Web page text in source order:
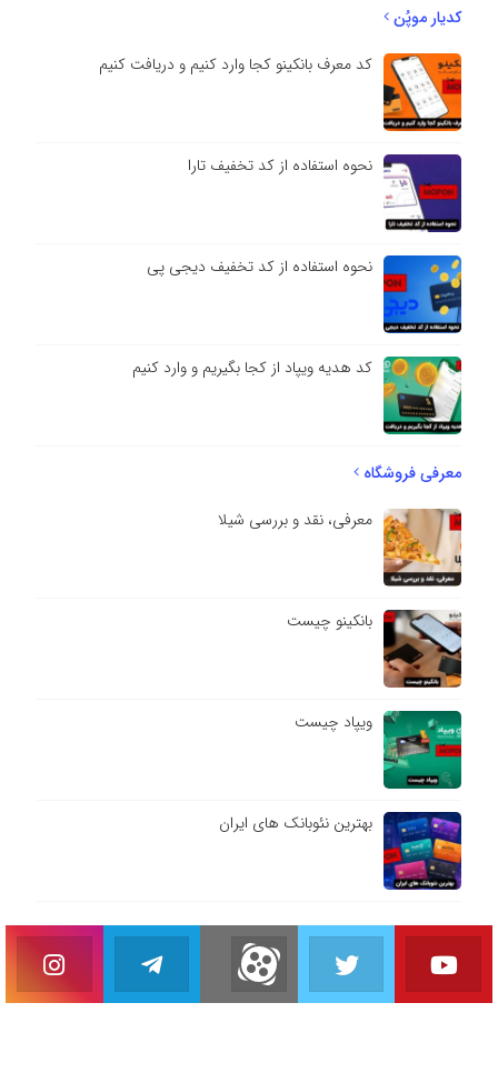
کدیار موپُن
کد معرف بانکینو کجا وارد کنیم و دریافت کنیم
نحوه استفاده از کد تخفیف تارا
نحوه استفاده از کد تخفیف دیجی پی
کد هدیه ویپاد از کجا بگیریم و وارد کنیم
معرفی فروشگاه
معرفی، نقد و بررسی شیلا
بانکینو چیست
ویپاد چیست
بهترین نئوبانک های ایران